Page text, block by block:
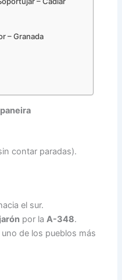
– Granada
contar paradas).
el sur.
por laA-348.
uno de los pueblos más